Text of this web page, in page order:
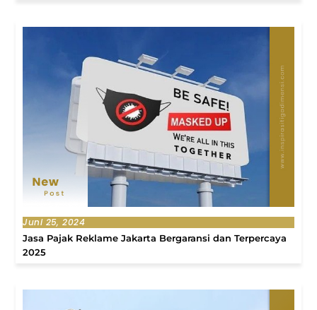
Juni 25, 2024
Jasa Pajak Reklame Jakarta Bergaransi dan Terpercaya
2025